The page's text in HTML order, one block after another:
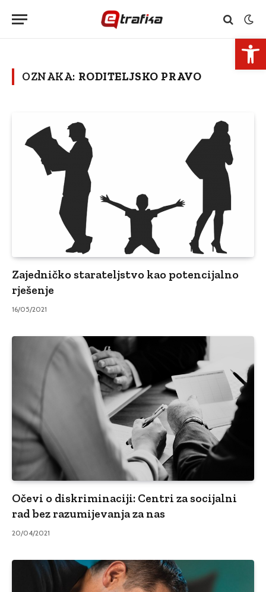
OZNAKA: RODITELJSKO PRAVO
Zajedničko starateljstvo kao potencijalno
rješenje
16/05/2021
Očevi o diskriminaciji: Centri za socijalni
rad bez razumijevanja za nas
20/04/2021